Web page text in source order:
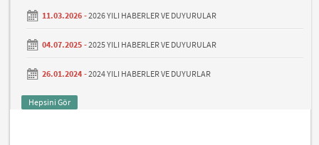
11.03.2026 -2026 YILI HABERLER VE DUYURULAR
04.07.2025 -2025 YILI HABERLER VE DUYURULAR
26.01.2024 -2024 YILI HABERLER VE DUYURLAR
Hepsini Gör